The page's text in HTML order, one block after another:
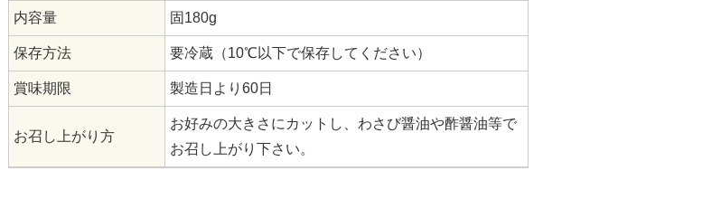
内容量 固180g
保存方法 要冷蔵（10℃以下で保存してください）
賞味期限 製造日より60日
お召し上がり方
お好みの大きさにカットし、わさび醤油や酢醤油等で
お召し上がり下さい。